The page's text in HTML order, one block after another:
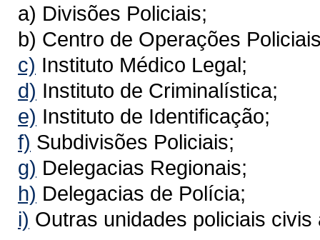
a) Divisões Policiais;
b) Centro de Operações
c) Instituto Médico Legal;
d) Instituto de Criminalística;
e) Instituto de Identificação;
f) Subdivisões Policiais;
g) Delegacias Regionais;
h) Delegacias de Polícia;
i) Outras unidades policiais civis